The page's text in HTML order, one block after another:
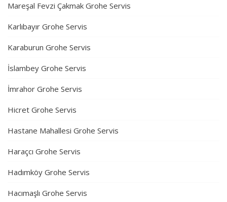
Mareşal Fevzi Çakmak Grohe Servis
Karlıbayır Grohe Servis
Karaburun Grohe Servis
İslambey Grohe Servis
İmrahor Grohe Servis
Hicret Grohe Servis
Hastane Mahallesi Grohe Servis
Haraçcı Grohe Servis
Hadımköy Grohe Servis
Hacımaşlı Grohe Servis